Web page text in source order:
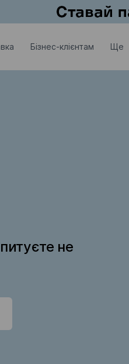
Бізнес-клієнтам Ще
не